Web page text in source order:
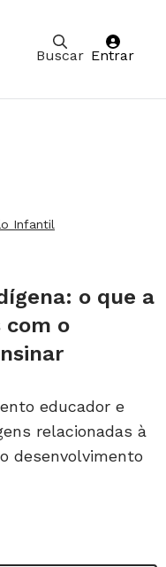
Buscar Entrar
Infantil
o que a
com o
educador e
relacionadas à
desenvolvimento